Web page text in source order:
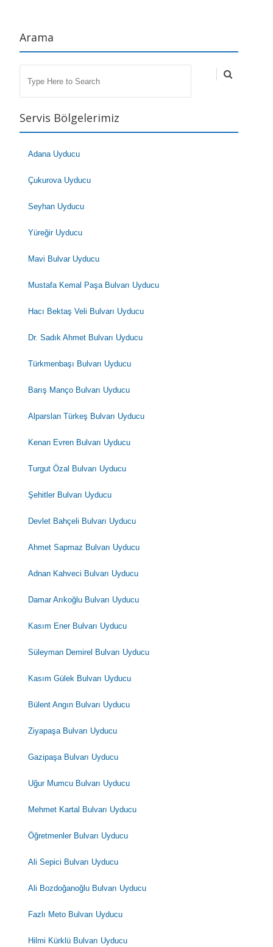
Arama
Search
Servis Bölgelerimiz
Adana Uyducu
Çukurova Uyducu
Seyhan Uyducu
Yüreğir Uyducu
Mavi Bulvar Uyducu
Mustafa Kemal Paşa Bulvarı Uyducu
Hacı Bektaş Veli Bulvarı Uyducu
Dr. Sadık Ahmet Bulvarı Uyducu
Türkmenbaşı Bulvarı Uyducu
Barış Manço Bulvarı Uyducu
Alparslan Türkeş Bulvarı Uyducu
Kenan Evren Bulvarı Uyducu
Turgut Özal Bulvarı Uyducu
Şehitler Bulvarı Uyducu
Devlet Bahçeli Bulvarı Uyducu
Ahmet Sapmaz Bulvarı Uyducu
Adnan Kahveci Bulvarı Uyducu
Damar Arıkoğlu Bulvarı Uyducu
Kasım Ener Bulvarı Uyducu
Süleyman Demirel Bulvarı Uyducu
Kasım Gülek Bulvarı Uyducu
Bülent Angın Bulvarı Uyducu
Ziyapaşa Bulvarı Uyducu
Gazipaşa Bulvarı Uyducu
Uğur Mumcu Bulvarı Uyducu
Mehmet Kartal Bulvarı Uyducu
Öğretmenler Bulvarı Uyducu
Ali Sepici Bulvarı Uyducu
Ali Bozdoğanoğlu Bulvarı Uyducu
Fazlı Meto Bulvarı Uyducu
Hilmi Kürklü Bulvarı Uyducu